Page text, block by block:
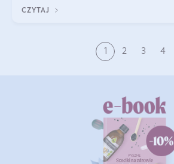
CZYTAJ
1 2 3 4